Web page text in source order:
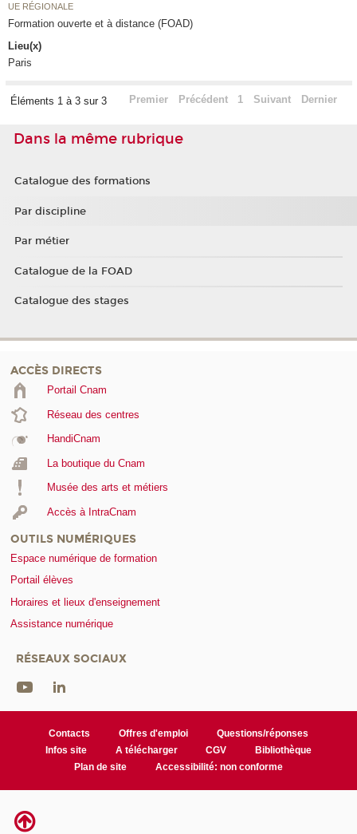
UE RÉGIONALE
Formation ouverte et à distance (FOAD)
Lieu(x)
Paris
Éléments 1 à 3 sur 3 Premier Précédent 1 Suivant Dernier
Dans la même rubrique
Catalogue des formations
Par discipline
Par métier
Catalogue de la FOAD
Catalogue des stages
ACCÈS DIRECTS
Portail Cnam
Réseau des centres
HandiCnam
La boutique du Cnam
Musée des arts et métiers
Accès à IntraCnam
OUTILS NUMÉRIQUES
Espace numérique de formation
Portail élèves
Horaires et lieux d'enseignement
Assistance numérique
RÉSEAUX SOCIAUX
Contacts Offres d'emploi
Questions/réponses
Infos site
A télécharger CGV
Bibliothèque
Plan de site
Accessibilité: non conforme